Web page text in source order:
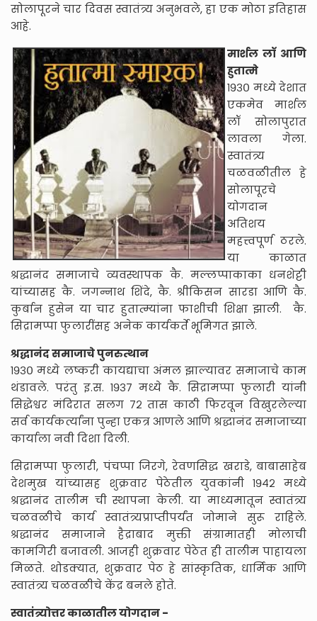
सोलापूरने चार दिवस स्वातंत्र्य अनुभवले, हा एक मोठा इतिहास
आहे.
मार्शल लॉ आणि
हुतात्मे
१९३० मध्ये देशात
एकमेव मार्शल
लॉ सोलापुरात
लावला गेला.
स्वातंत्र्य
चळवळीतील हे
सोलापूरचे
योगदान
अतिशय
महत्त्वपूर्ण ठरले.
या काळात
श्रद्धानंद समाजाचे व्यवस्थापक कै. मल्लप्पाकाका धनशेट्टी
यांच्यासह कै. जगन्नाथ शिंदे, कै. श्रीकिसन सारडा आणि कै.
कुर्बान हुसेन या चार हुतात्म्यांना फाशीची शिक्षा झाली. कै.
सिद्रामप्पा फुलारींसह अनेक कार्यकर्ते भूमिगत झाले.
श्रद्धानंद समाजाचे पुनरुत्थान
१९३० मध्ये लष्करी कायद्याचा अंमल झाल्यावर समाजाचे काम
थंडावले. परंतु इ.स. १९३७ मध्ये कै. सिद्रामप्पा फुलारी यांनी
सिद्धेश्वर मंदिरात सलग ७२ तास काठी फिरवून विखुरलेल्या
सर्व कार्यकर्त्यांना पुन्हा एकत्र आणले आणि श्रद्धानंद समाजाच्या
कार्याला नवी दिशा दिली.
सिद्रामप्पा फुलारी, पंचप्पा जिरगे, रेवणसिद्ध खराडे, बाबासाहेब
देशमुख यांच्यासह शुक्रवार पेठेतील युवकांनी १९४२ मध्ये
श्रद्धानंद तालीम ची स्थापना केली. या माध्यमातून स्वातंत्र्य
चळवळीचे कार्य स्वातंत्र्यप्राप्तीपर्यंत जोमाने सुरू राहिले.
श्रद्धानंद समाजाने हैद्राबाद मुक्ती संग्रामातही मोलाची
कामगिरी बजावली. आजही शुक्रवार पेठेत ही तालीम पाहायला
मिळते. थोडक्यात, शुक्रवार पेठ हे सांस्कृतिक, धार्मिक आणि
स्वातंत्र्य चळवळीचे केंद्र बनले होते.
स्वातंत्र्योत्तर काळातील योगदान -